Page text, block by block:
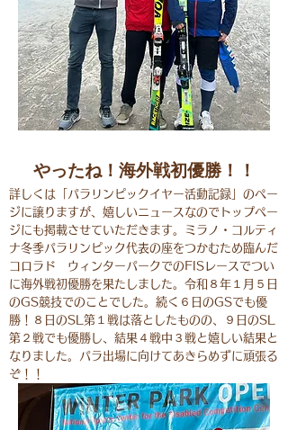
やったね！海外戦初優勝！！
詳しくは「パラリンピックイヤー活動記録」のペー
ジに譲りますが、嬉しいニュースなのでトップペー
ジにも掲載させていただきます。ミラノ・コルティ
ナ冬季パラリンピック代表の座をつかむため臨んだ
コロラド ウィンターパークでのFISレースでつい
に海外戦初優勝を果たしました。令和８年１月５日
のGS競技でのことでした。続く６日のGSでも優
勝！８日のSL第１戦は落としたものの、９日のSL
第２戦でも優勝し、結果４戦中３戦と嬉しい結果と
なりました。パラ出場に向けてあきらめずに頑張る
ぞ！！